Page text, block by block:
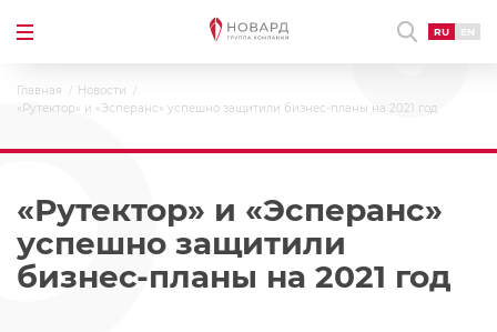
RU EN
Главная
Новости
«Рутектор» и «Эсперанс» успешно защитили бизнес-планы на 2021 год
«Рутектор» и «Эсперанс»
успешно защитили
бизнес-планы на 2021 год